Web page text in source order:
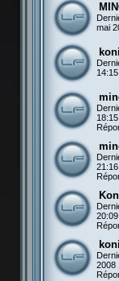
mai
14:15
18:15
21:16
20:09
2008